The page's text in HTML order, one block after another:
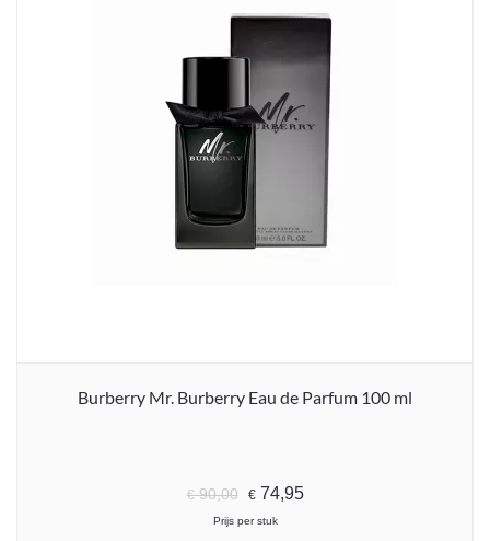
Burberry Mr. Burberry Eau de Parfum 100 ml
€90,00 €74,95
Prijs per stuk